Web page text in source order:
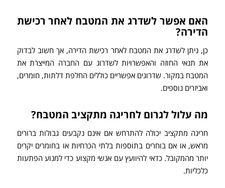
האם אפשר לשדרג את המטבח לאחר רכישת
הדירה?
כן, ניתן לשדרג את המטבח לאחר רכישת הדירה, אך חשוב לבדוק
את תנאי החוזה והאפשרויות לשדרוג עם החברה המייצרת את
המטבח במקור. שדרוגים אפשריים כוללים החלפת דלתות, חומרים,
ואביזרים נוספים.
מה עלול לגרום לחריגה מתקציב המטבח?
חריגה מתקציב יכולה להתרחש אם אינם נקבעים גבולות ברורים
מראש, או אם בוחרים בתוספות בלתי הכרחיות או בחומרים יקרים
יותר מהמקובל. כדאי להיוועץ עם אנשי מקצוע כדי למנוע הפתעות
כלכליות.